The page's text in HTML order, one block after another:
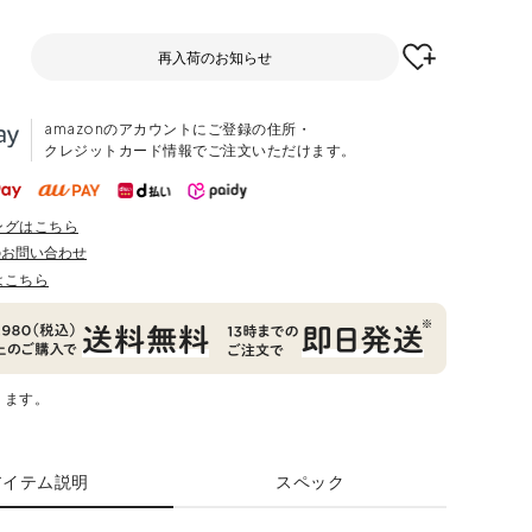
再入荷のお知らせ
amazonのアカウントにご登録の住所・
クレジットカード情報でご注文いただけます。
はこちら
問い合わせ
ちら
す。
テム説明 スペック